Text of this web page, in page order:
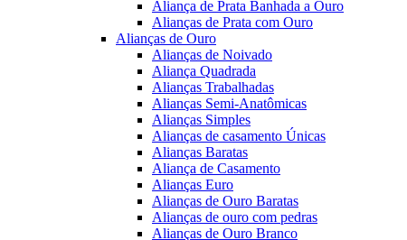
Aliança de Prata Banhada a Ouro
Alianças de Prata com Ouro
Alianças de Ouro
Alianças de Noivado
Aliança Quadrada
Alianças Trabalhadas
Alianças Semi-Anatômicas
Alianças Simples
Alianças de casamento Únicas
Alianças Baratas
Aliança de Casamento
Alianças Euro
Alianças de Ouro Baratas
Alianças de ouro com pedras
Alianças de Ouro Branco